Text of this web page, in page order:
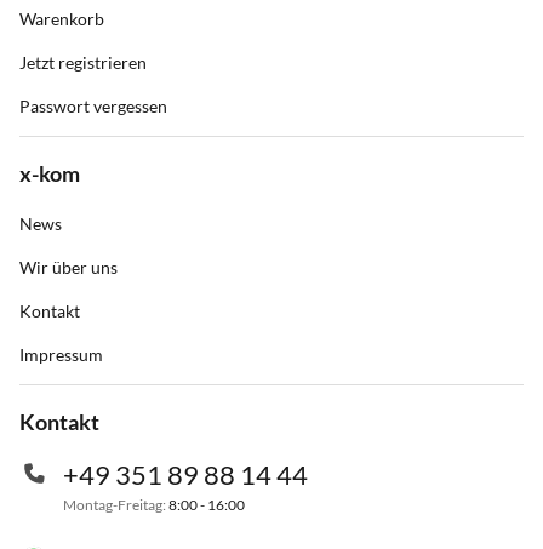
Warenkorb
Jetzt registrieren
Passwort vergessen
x-kom
News
Wir über uns
Kontakt
Impressum
Kontakt
+49 351 89 88 14 44
Montag-Freitag: 8:00 - 16:00